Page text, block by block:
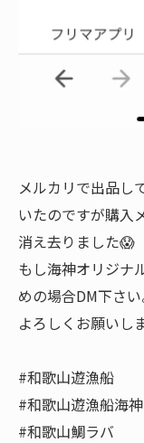
メルカリで出品し
いたのですが購入
消え去りました😱
もし海神オリジナ
めの場合DM下さい
よろしくお願いし
#和歌山遊漁船
#和歌山遊漁船海神
#和歌山鯛ラバ